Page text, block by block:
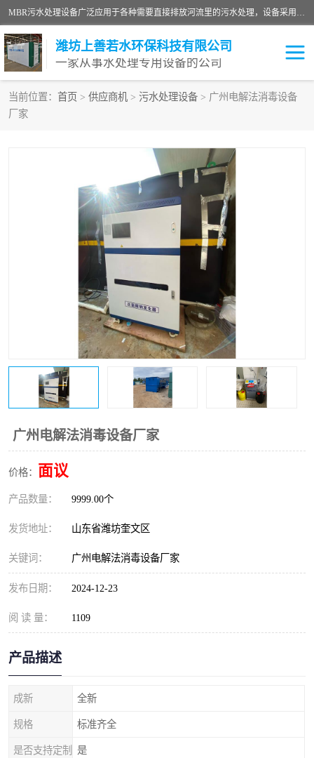
MBR污水处理设备广泛应用于各种需要直接排放河流里的污水处理，设备采用膜生物反应器（Membrane Bioreactor,简称MBR〕技术，取代了传统工艺中的二沉池，它可以*地进行固液分离，得到直接使用的稳定中水，又可在生物池内维持高浓度的微生物量，工艺剩余污泥少，极有效地去除氨氮，出水悬浮物和浊度接近于零，出水中细菌和病毒被大幅度去除，能耗低，占地面积小。
潍坊上善若水环保科技有限公司
一家从事水处理专用设备的公司
当前位置： 首页 > 供应商机 > 污水处理设备 > 广州电解法消毒设备
厂家
广州电解法消毒设备厂家
价格： 面议
产品数量： 9999.00个
发货地址： 山东省潍坊奎文区
关键词： 广州电解法消毒设备厂家
发布日期： 2024-12-23
阅 读 量： 1109
产品描述
成新 全新
规格 标准齐全
是否支持定制 是
污水处理设备
油墨污水处理设备
洗涤污水处理设备 实验室污水处理设备
诊所门诊污水处理设备 臭氧消毒设备
养殖污水处理设备 屠宰污水处理设备
一体化污水处理设备 食品制造业污水处理设备
医院辐射污水衰变池